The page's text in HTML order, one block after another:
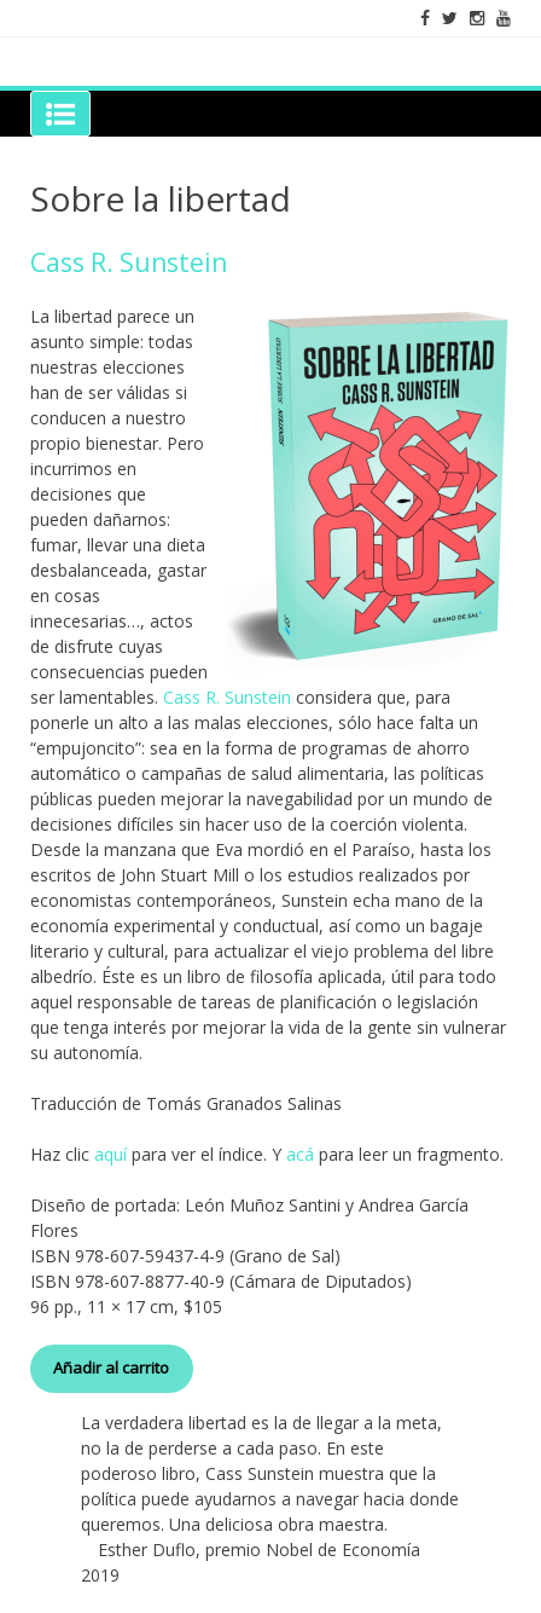
Grano de Sal
Libros para mantener viva la duda razonable
Sobre la libertad
Cass R. Sunstein
La libertad parece un
asunto simple: todas
nuestras elecciones
han de ser válidas si
conducen a nuestro
propio bienestar. Pero
incurrimos en
decisiones que
pueden dañarnos:
fumar, llevar una dieta
desbalanceada, gastar
en cosas
innecesarias…, actos
de disfrute cuyas
consecuencias pueden
ser lamentables. Cass R. Sunstein considera que, para
ponerle un alto a las malas elecciones, sólo hace falta un
“empujoncito”: sea en la forma de programas de ahorro
automático o campañas de salud alimentaria, las políticas
públicas pueden mejorar la navegabilidad por un mundo de
decisiones difíciles sin hacer uso de la coerción violenta.
Desde la manzana que Eva mordió en el Paraíso, hasta los
escritos de John Stuart Mill o los estudios realizados por
economistas contemporáneos, Sunstein echa mano de la
economía experimental y conductual, así como un bagaje
literario y cultural, para actualizar el viejo problema del libre
albedrío. Éste es un libro de filosofía aplicada, útil para todo
aquel responsable de tareas de planificación o legislación
que tenga interés por mejorar la vida de la gente sin vulnerar
su autonomía.
Traducción de Tomás Granados Salinas
Haz clic aquípara ver el índice. Y acá para leer un fragmento.
Diseño de portada: León Muñoz Santini y Andrea García
Flores
ISBN 978-607-59437-4-9 (Grano de Sal)
ISBN 978-607-8877-40-9 (Cámara de Diputados)
96 pp., 11 × 17 cm, $105
Añadir al carrito
La verdadera libertad es la de llegar a la meta,
no la de perderse a cada paso. En este
poderoso libro, Cass Sunstein muestra que la
política puede ayudarnos a navegar hacia donde
queremos. Una deliciosa obra maestra.
Esther Duflo, premio Nobel de Economía
2019